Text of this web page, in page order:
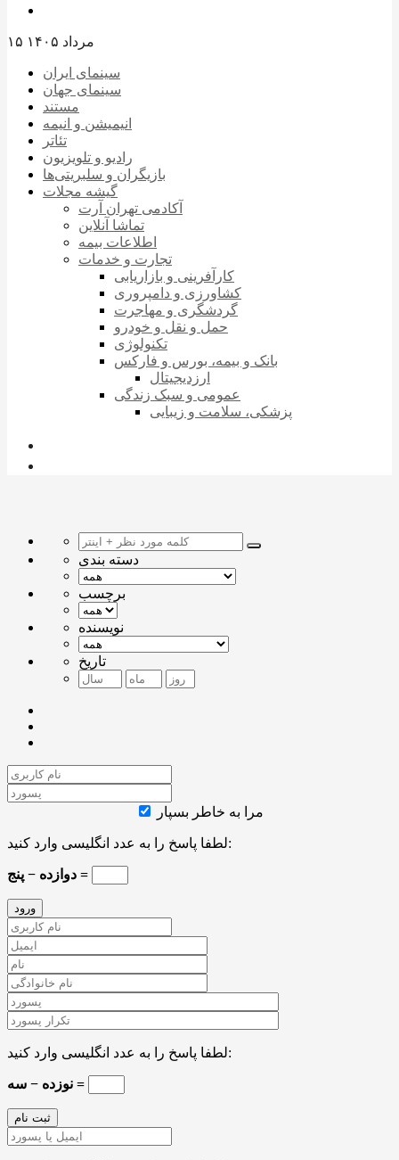
۱۵ مرداد ۱۴۰۵
سینمای ایران
سینمای جهان
مستند
انیمیشن و انیمه
تئاتر
رادیو و تلویزیون
بازیگران و سلبریتی‌ها
گیشه مجلات
آکادمی تهران آرت
تماشا آنلاین
اطلاعات بیمه
تجارت و خدمات
کارآفرینی و بازاریابی
کشاورزی و دامپروری
گردشگری و مهاجرت
حمل و نقل و خودرو
تکنولوژی
بانک و بیمه، بورس و فارکس
ارزدیجیتال
عمومی و سبک زندگی
پزشکی، سلامت و زیبایی
دسته بندی
برچسب
نویسنده
تاریخ
مرا به خاطر بسپار
لطفا پاسخ را به عدد انگلیسی وارد کنید:
دوازده − پنج =
لطفا پاسخ را به عدد انگلیسی وارد کنید:
نوزده − سه =